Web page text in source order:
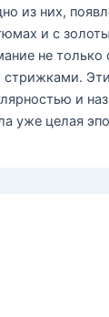
из них,
и с
не только
и
уже целая